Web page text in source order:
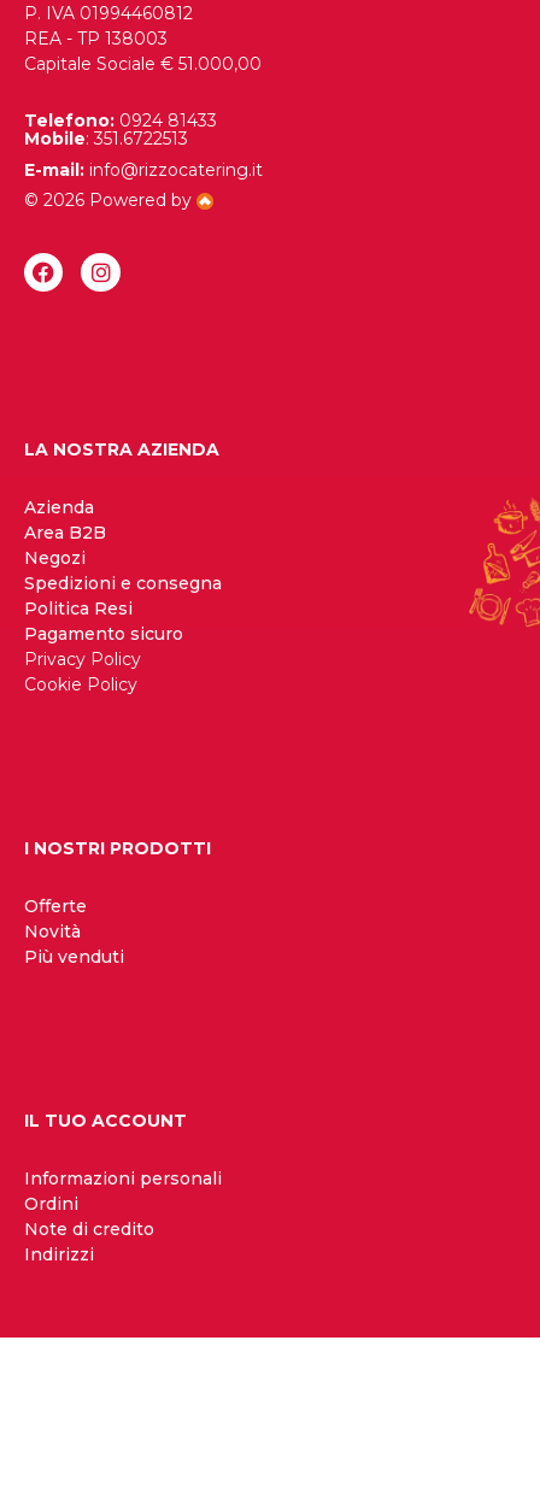
P. IVA 01994460812
REA - TP 138003
Capitale Sociale € 51.000,00
Telefono: 0924 81433
Mobile: 351.6722513
E-mail: info@rizzocatering.it
© 2026 Powered by
LA NOSTRA AZIENDA
Azienda
Area B2B
Negozi
Spedizioni e consegna
Politica Resi
Pagamento sicuro
Privacy Policy
Cookie Policy
I NOSTRI PRODOTTI
Offerte
Novità
Più venduti
IL TUO ACCOUNT
Informazioni personali
Ordini
Note di credito
Indirizzi